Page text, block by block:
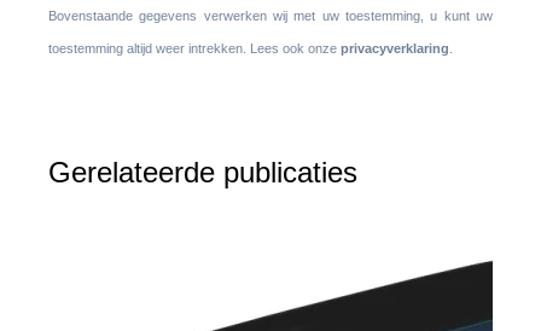
Bovenstaande gegevens verwerken wij met uw toestemming, u kunt uw
toestemming altijd weer intrekken. Lees ook onze privacyverklaring
Gerelateerde publicaties